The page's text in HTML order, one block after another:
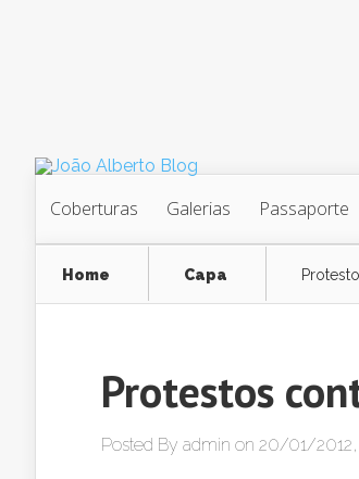
Coberturas Galerias Passaporte
Home Capa
Protestos
Posted By admin on 20/01/